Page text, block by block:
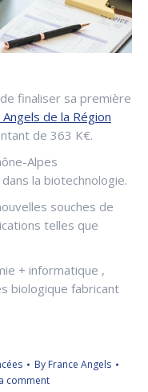
finaliser sa première
de la Région
de 363 K€.
Alpes
la biotechnologie.
souches de
telles que
+ informatique ,
biologique fabricant
By France Angels
comment